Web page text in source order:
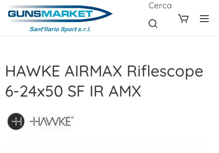
Cerca
HAWKE AIRMAX Riflescope
6-24x50 SF IR AMX